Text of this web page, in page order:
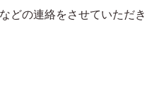
どの連絡をさせていただき